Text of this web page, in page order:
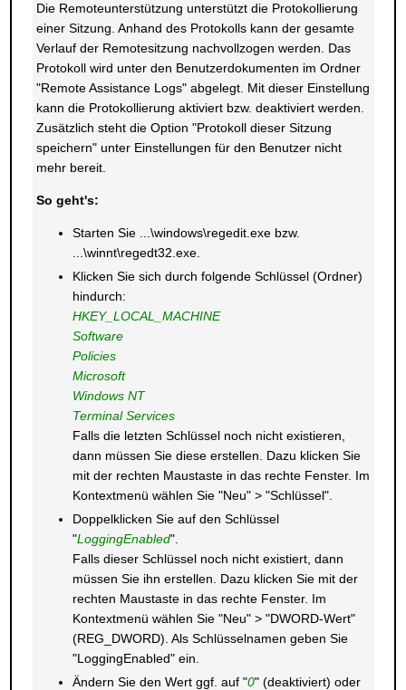
Die Remoteunterstützung unterstützt die Protokollierung
einer Sitzung. Anhand des Protokolls kann der gesamte
Verlauf der Remotesitzung nachvollzogen werden. Das
Protokoll wird unter den Benutzerdokumenten im Ordner
"Remote Assistance Logs" abgelegt. Mit dieser Einstellung
kann die Protokollierung aktiviert bzw. deaktiviert werden.
Zusätzlich steht die Option "Protokoll dieser Sitzung
speichern" unter Einstellungen für den Benutzer nicht
mehr bereit.
So geht's:
Starten Sie ...\windows\regedit.exe bzw.
...\winnt\regedt32.exe.
Klicken Sie sich durch folgende Schlüssel (Ordner)
hindurch:
HKEY_LOCAL_MACHINE
Software
Policies
Microsoft
Windows NT
Terminal Services
Falls die letzten Schlüssel noch nicht existieren,
dann müssen Sie diese erstellen. Dazu klicken Sie
mit der rechten Maustaste in das rechte Fenster. Im
Kontextmenü wählen Sie "Neu" > "Schlüssel".
Doppelklicken Sie auf den Schlüssel
"LoggingEnabled".
Falls dieser Schlüssel noch nicht existiert, dann
müssen Sie ihn erstellen. Dazu klicken Sie mit der
rechten Maustaste in das rechte Fenster. Im
Kontextmenü wählen Sie "Neu" > "DWORD-Wert"
(REG_DWORD). Als Schlüsselnamen geben Sie
"LoggingEnabled" ein.
Ändern Sie den Wert ggf. auf "0" (deaktiviert) oder